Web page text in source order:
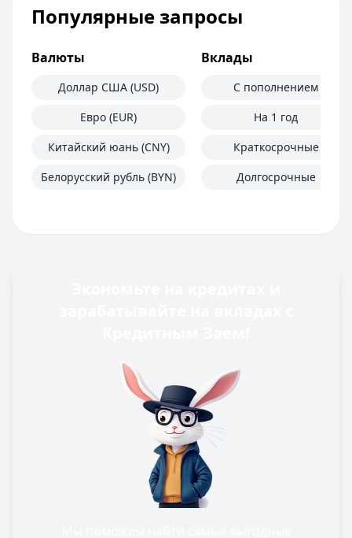
Популярные запросы
Валюты
Доллар США (USD)
Евро (EUR)
Китайский юань (CNY)
Белорусский рубль (BYN)
Вклады
С пополнением
На 1 год
Краткосрочные
Долгосрочные